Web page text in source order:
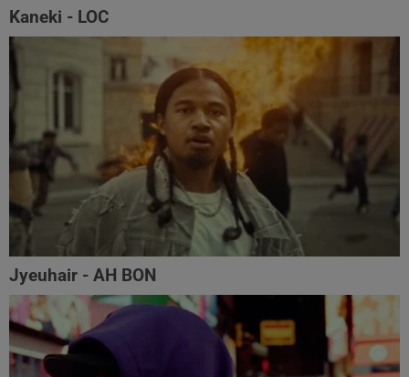
Kaneki - LOC
Jyeuhair - AH BON